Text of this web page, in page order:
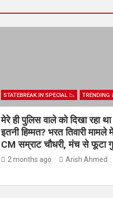
STATEBREAK.IN SPECIAL 📉 TRENDING
मेरे ही पुलिस वाले को दिखा रहा
इतनी हिम्मत? भरत तिवारी मामले
CM सम्राट चौधरी, मंच से फूटा
2 months ago Arish Ahmed